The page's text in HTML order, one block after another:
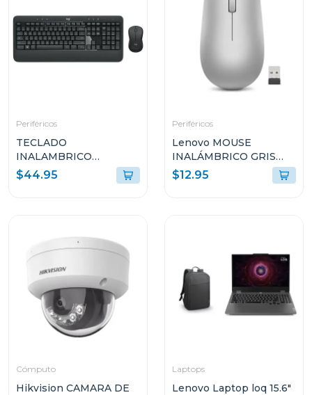
Periféricos
TECLADO
INALAMBRICO
ADVANCED LOGITECH
CON MOUSE
$44.95
Periféricos
Lenovo MOUSE
INALÁMBRICO GRIS
PLATINO L300 GY50Z1
$12.95
Cómputo
Hikvision CAMARA DE
Laptops
Lenovo Laptop loq 15.6"